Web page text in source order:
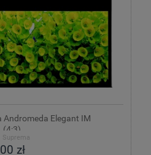
Andromeda Elegant IM
(4:3)
Suprema
zł